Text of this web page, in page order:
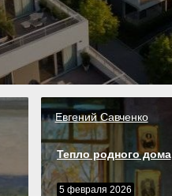
Евгений Савченко
Тепло родного дома
5 февраля 2026